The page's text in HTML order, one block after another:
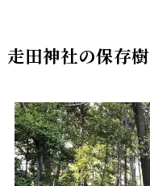
走田神社の保存樹